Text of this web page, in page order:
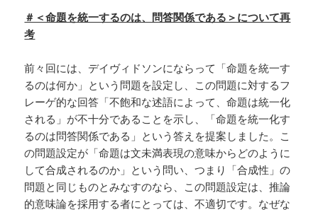
＃＜命題を統一するのは、問答関係である＞について再
考
前々回には、デイヴィドソンにならって「命題を統一す
るのは何か」という問題を設定し、この問題に対するフ
レーゲ的な回答「不飽和な述語によって、命題は統一化
される」が不十分であることを示し、「命題を統一化す
るのは問答関係である」という答えを提案しました。こ
の問題設定が「命題は文未満表現の意味からどのように
して合成されるのか」という問い、つまり「合成性」の
問題と同じものとみなすのなら、この問題設定は、推論
的意味論を採用する者にとっては、不適切です。なぜな